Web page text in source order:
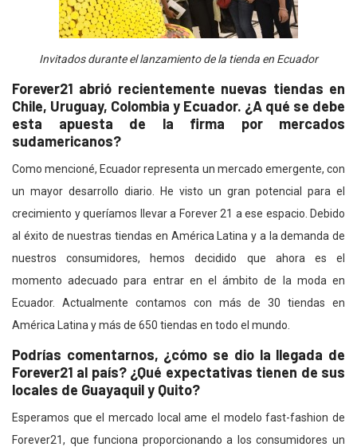
Invitados durante el lanzamiento de la tienda en Ecuador
Forever21 abrió recientemente nuevas tiendas en
Chile, Uruguay, Colombia y Ecuador. ¿A qué se debe
esta apuesta de la firma por mercados
sudamericanos?
Como mencioné, Ecuador representa un mercado emergente, con
un mayor desarrollo diario. He visto un gran potencial para el
crecimiento y queríamos llevar a Forever 21 a ese espacio. Debido
al éxito de nuestras tiendas en América Latina y a la demanda de
nuestros consumidores, hemos decidido que ahora es el
momento adecuado para entrar en el ámbito de la moda en
Ecuador. Actualmente contamos con más de 30 tiendas en
América Latina y más de 650 tiendas en todo el mundo.
Podrías comentarnos, ¿cómo se dio la llegada de
Forever21 al país? ¿Qué expectativas tienen de sus
locales de Guayaquil y Quito?
Esperamos que el mercado local ame el modelo fast-fashion de
Forever21, que funciona proporcionando a los consumidores un